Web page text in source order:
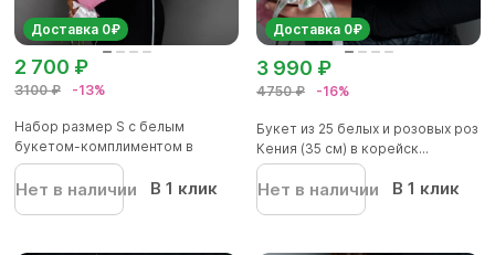
Доставка 0₽
3100 ₽ -13%
2 700 ₽
Набор размер S с белым
букетом-комплиментом в
корейской...
Нет в наличии В 1 клик
Доставка 0₽
4750 ₽ -16%
3 990 ₽
Букет из 25 белых и розовых роз
Кения (35 см) в корейск...
Нет в наличии В 1 клик